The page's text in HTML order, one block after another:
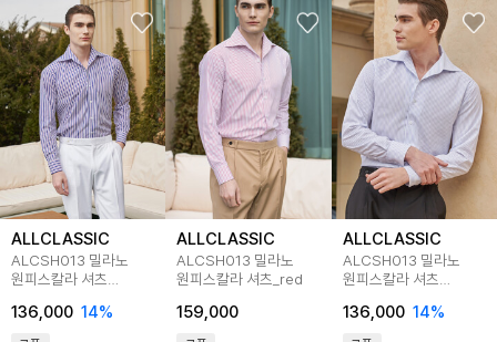
ALLCLASSIC
ALCSH013 밀라노
원피스칼라 셔츠
136,000 14%
ALLCLASSIC
ALCSH013 밀라노
원피스칼라 셔츠_red
159,000
ALLCLASSIC
ALCSH013 밀라노
원피스칼라 셔츠
136,000 14%